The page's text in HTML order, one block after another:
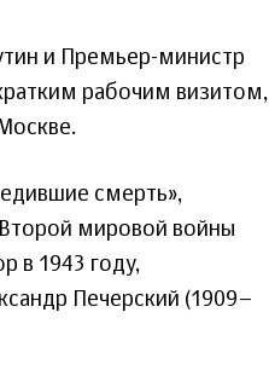
и Премьер-министр
рабочим визитом,
смерть»,
мировой войны
в 1943 году,
Печерский (1909–